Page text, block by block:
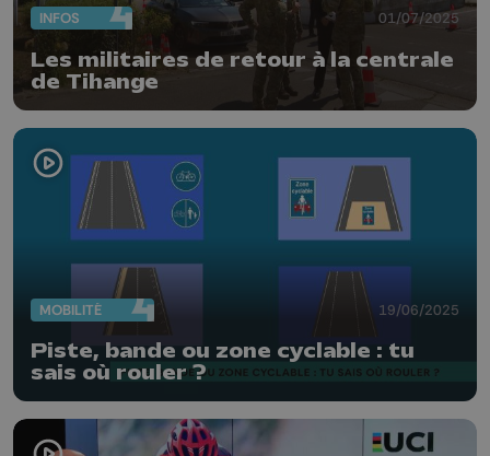
INFOS 01/07/2025
Les militaires de retour à la centrale
de Tihange
MOBILITÉ 19/06/2025
Piste, bande ou zone cyclable : tu
sais où rouler ?